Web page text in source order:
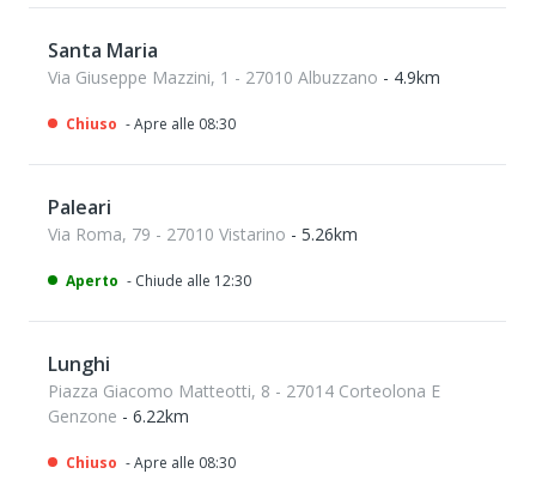
Santa Maria
Via Giuseppe Mazzini, 1 - 27010 Albuzzano - 4.9km
Chiuso - Apre alle 08:30
Paleari
Via Roma, 79 - 27010 Vistarino - 5.26km
Aperto - Chiude alle 12:30
Lunghi
Piazza Giacomo Matteotti, 8 - 27014 Corteolona E
Genzone - 6.22km
Chiuso - Apre alle 08:30